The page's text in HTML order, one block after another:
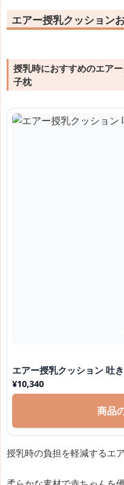
エアー授乳クッション
授乳時におすすめのエア
子枕
エアー授乳クッション 吐
¥10,340
商品
授乳時の負担を軽減するエ